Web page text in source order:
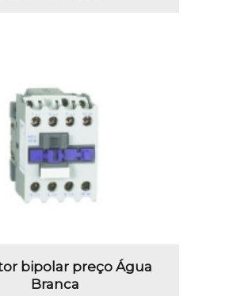
bipolar preço Água
Branca